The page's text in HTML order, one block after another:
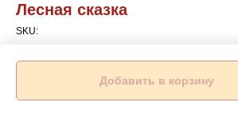
Лесная сказка
SKU:
Добавить в корзину
Подробности можете уточнить по телефону